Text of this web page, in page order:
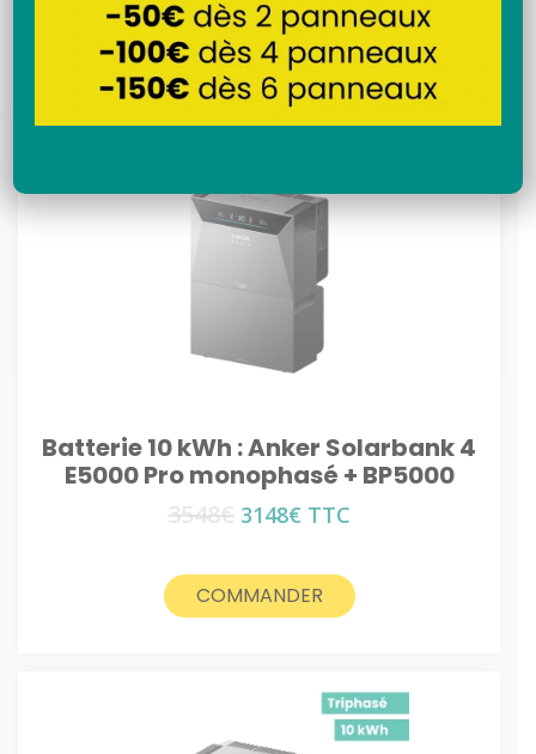
Recherche
Batterie 10 kWh : Anker Solarbank 4
E5000 Pro monophasé + BP5000
3548€ Le
était :
3548€.
3148€ Le
est :
3148€.
TTC
COMMANDER